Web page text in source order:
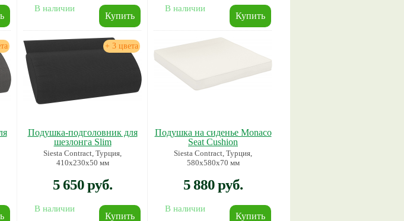
В наличии В наличии
+ 3 цвета
Подушка-подголовник для
шезлонга Slim
Siesta Contract, Турция,
410х230х50 мм
5 650 руб.
В наличии
Подушка на сиденье Monaco
Seat Cushion
Siesta Contract, Турция,
580х580х70 мм
5 880 руб.
В наличии